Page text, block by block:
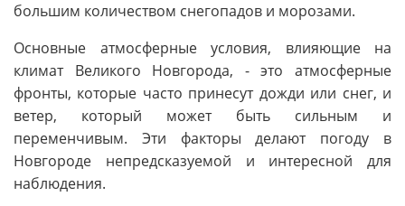
большим количеством снегопадов и морозами.
Основные атмосферные условия, влияющие на
климат Великого Новгорода, - это атмосферные
фронты, которые часто принесут дожди или снег, и
ветер, который может быть сильным и
переменчивым. Эти факторы делают погоду в
Новгороде непредсказуемой и интересной для
наблюдения.